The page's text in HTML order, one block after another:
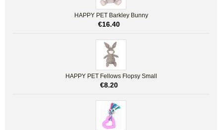
HAPPY PET Barkley Bunny
€16.40
HAPPY PET Fellows Flopsy Small
€8.20